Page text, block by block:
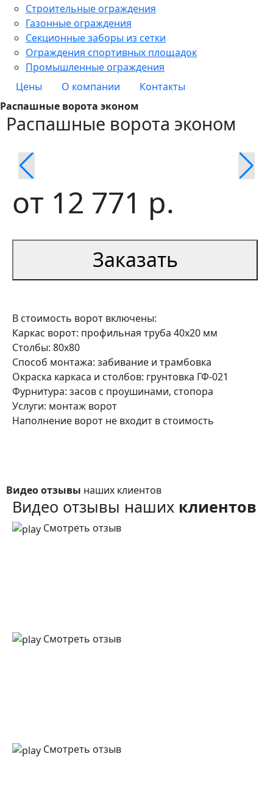
Строительные ограждения
Газонные ограждения
Секционные заборы из сетки
Ограждения спортивных площадок
Промышленные ограждения
Цены
О компании
Контакты
Распашные ворота эконом
Распашные ворота эконом
от 12 771 р.
Заказать
В стоимость ворот включены:
Каркас ворот: профильная труба 40х20 мм
Столбы: 80х80
Способ монтажа: забивание и трамбовка
Окраска каркаса и столбов: грунтовка ГФ-021
Фурнитура: засов с проушинами, стопора
Услуги: монтаж ворот
Наполнение ворот не входит в стоимость
Видео отзывы наших клиентов
Видео отзывы наших клиентов
Смотреть отзыв
Смотреть отзыв
Смотреть отзыв